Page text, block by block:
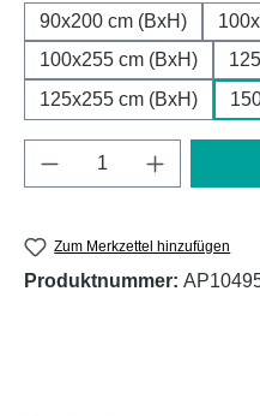
90x200 cm (BxH)
100x255 cm (BxH)
125x255 cm (BxH)
Produkt Anzahl:
Zum Merkzettel hinzufügen
Produktnummer: